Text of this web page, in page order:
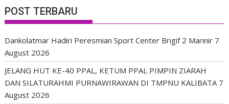
POST TERBARU
Dankolatmar Hadiri Peresmian Sport Center Brigif 2 Marinir 7
August 2026
JELANG HUT KE-40 PPAL, KETUM PPAL PIMPIN ZIARAH
DAN SILATURAHMI PURNAWIRAWAN DI TMPNU KALIBATA 7
August 2026